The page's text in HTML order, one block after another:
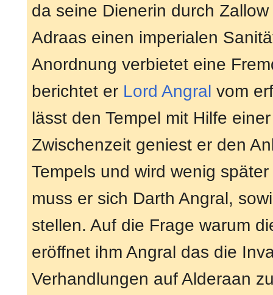
da seine Dienerin durch
Adraas einen imperialen
Anordnung verbietet eine
berichtet er Lord Angral vom
lässt den Tempel mit Hilfe
Zwischenzeit geniest er den
Tempels und wird wenig
muss er sich Darth Angral,
stellen. Auf die Frage warum
eröffnet ihm Angral das die
Verhandlungen auf Alderaan